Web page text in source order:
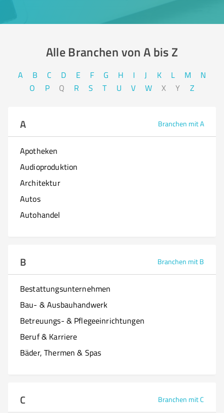
Alle Branchen von A bis Z​
A B C D E F G H I J K L M
N
O
P Q R S T U V W X Y Z
A Branchen mit A
Apotheken
Audioproduktion
Architektur
Autos
Autohandel
B Branchen mit B
Bestattungsunternehmen
Bau- & Ausbauhandwerk
Betreuungs- & Pflegeeinrichtungen
Beruf & Karriere
Bäder, Thermen & Spas
C Branchen mit C